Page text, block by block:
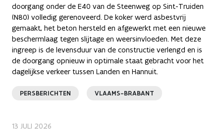
doorgang onder de E40 van de Steenweg op Sint-Truiden
(N80) volledig gerenoveerd. De koker werd asbestvrij
gemaakt, het beton hersteld en afgewerkt met een nieuwe
beschermlaag tegen slijtage en weersinvloeden. Met deze
ingreep is de levensduur van de constructie verlengd en is
de doorgang opnieuw in optimale staat gebracht voor het
dagelijkse verkeer tussen Landen en Hannuit.
PERSBERICHTEN VLAAMS-BRABANT
13 JULI 2026